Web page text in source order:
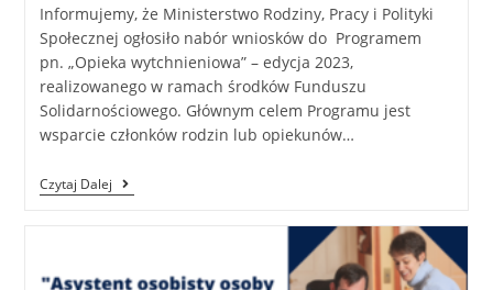
Informujemy, że Ministerstwo Rodziny, Pracy i Polityki
Społecznej ogłosiło nabór wniosków do Programem
pn. „Opieka wytchnieniowa” – edycja 2023,
realizowanego w ramach środków Funduszu
Solidarnościowego. Głównym celem Programu jest
wsparcie członków rodzin lub opiekunów…
Czytaj Dalej